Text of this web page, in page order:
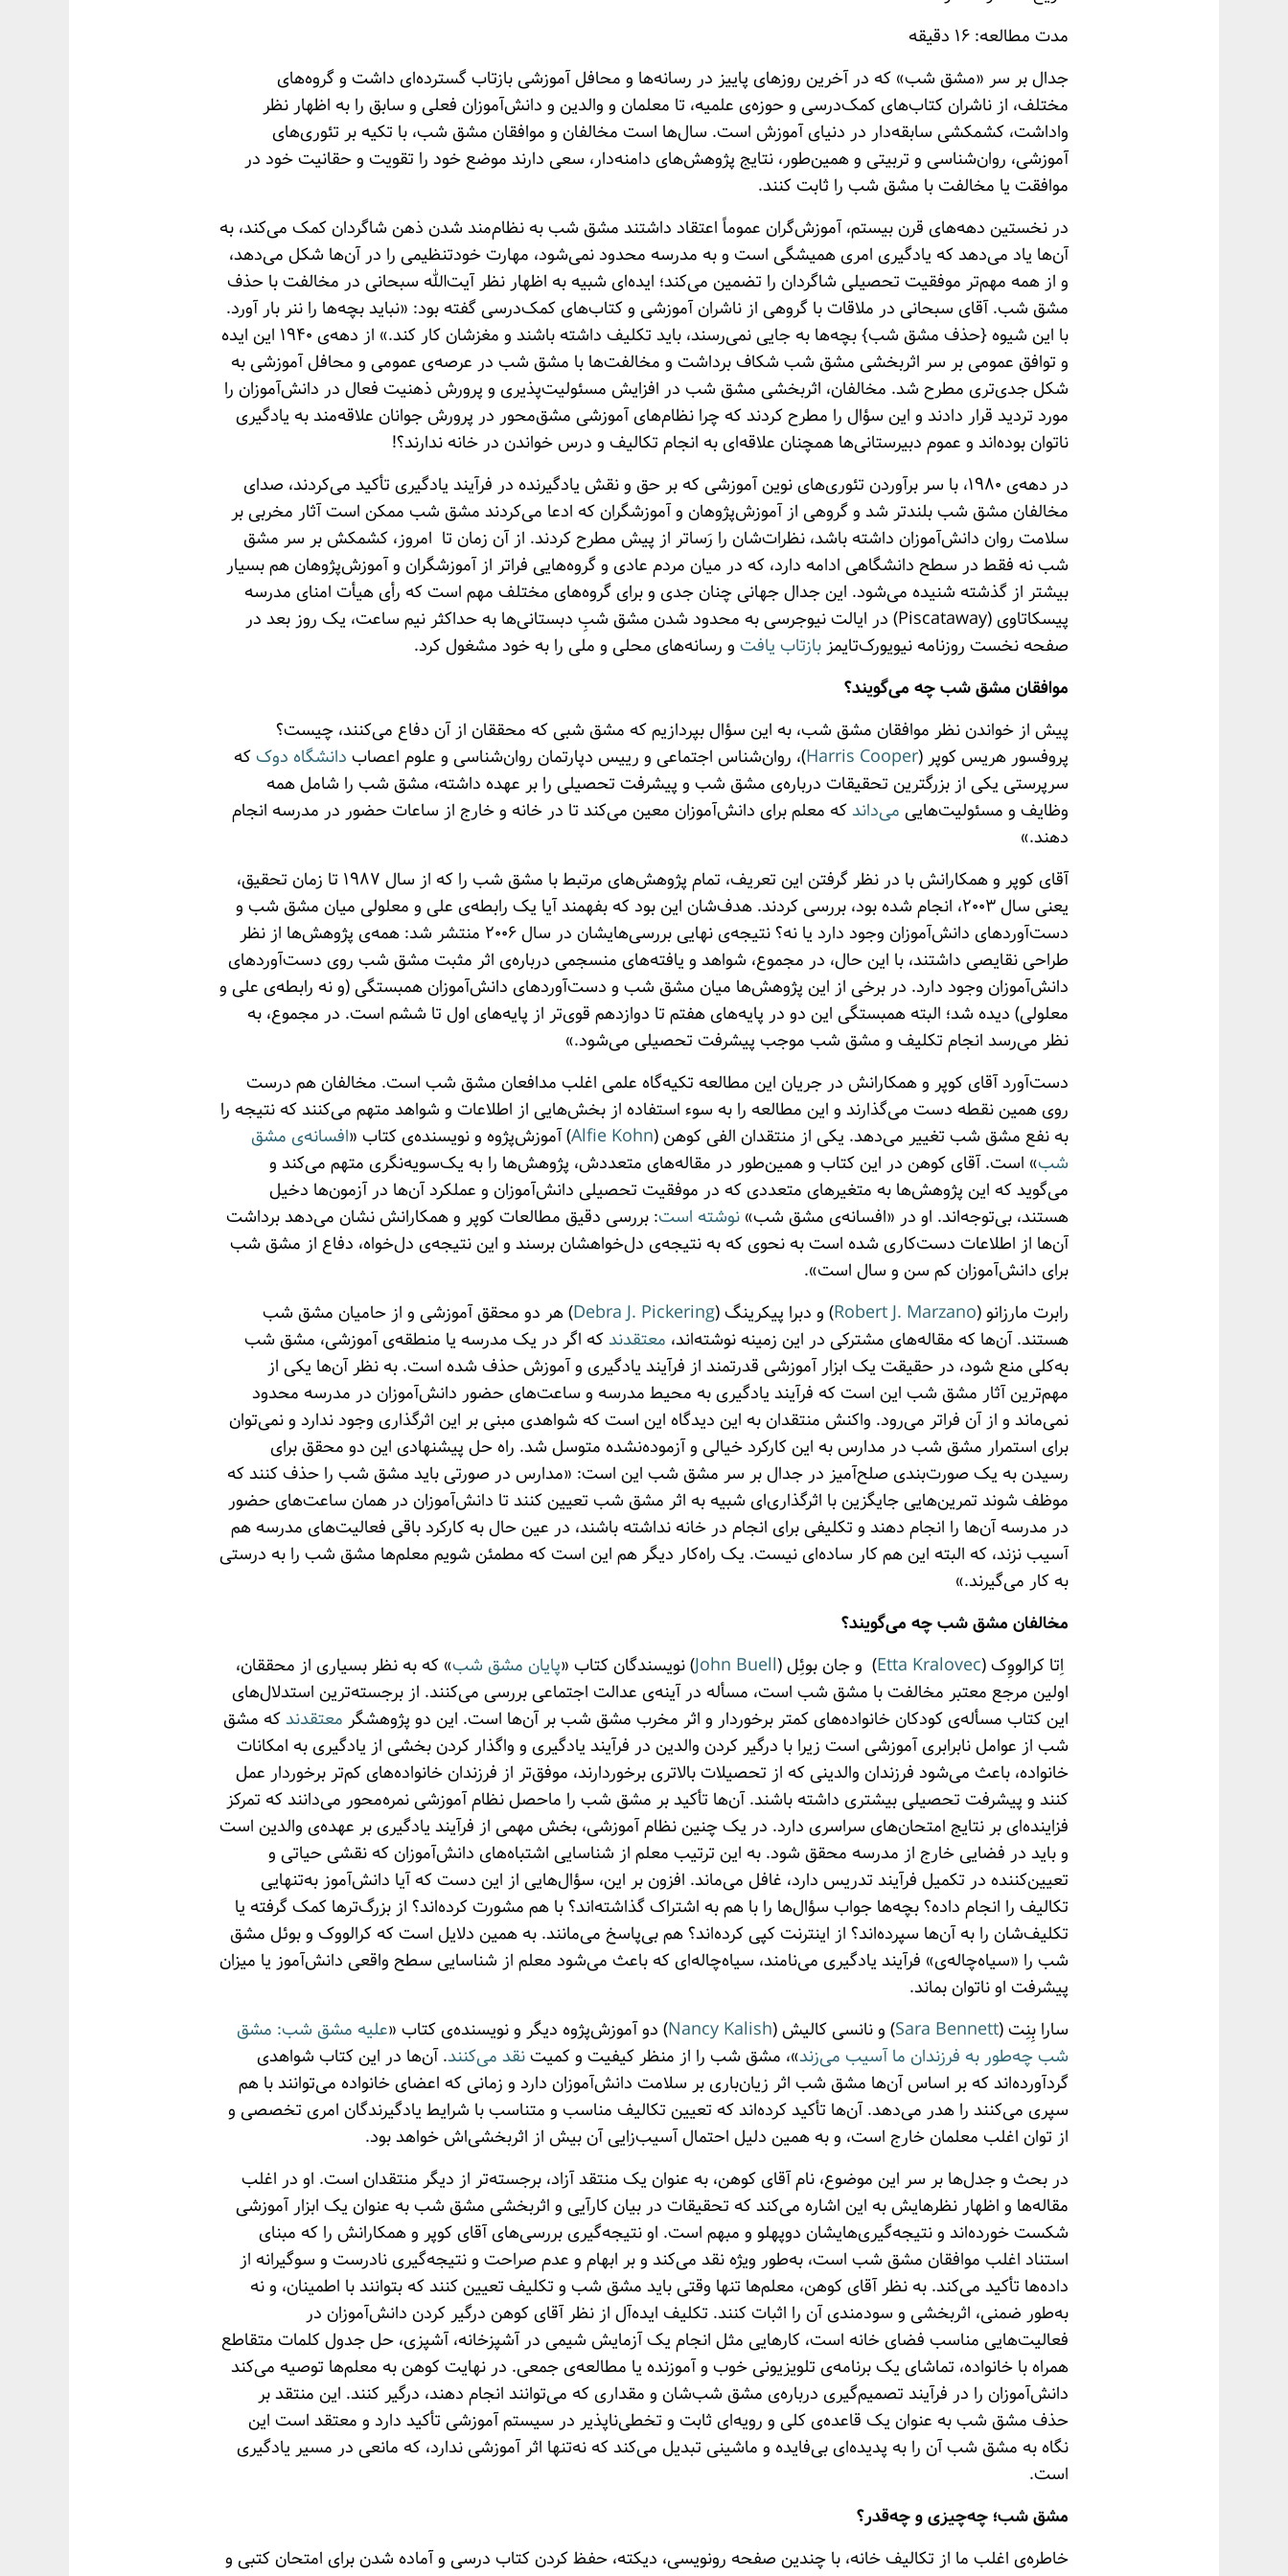
مدت مطالعه: ۱۶ دقیقه
جدال بر سر «مشق شب» که در آخرین روزهای پاییز در رسانه‌ها و محافل آموزشی بازتاب گسترده‌ای داشت و گروه‌های
مختلف، از ناشران کتاب‌های کمک‌درسی و حوزه‌ی علمیه، تا معلمان و والدین و دانش‌آموزان فعلی و سابق را به اظهار نظر
واداشت، کشمکشی سابقه‌دار در دنیای آموزش است. سال‌ها است مخالفان و موافقان مشق شب، با تکیه بر تئوری‌های
آموزشی، روان‌شناسی و تربیتی و همین‌طور، نتایج پژوهش‌های دامنه‌دار، سعی دارند موضع خود را تقویت و حقانیت خود در
موافقت یا مخالفت با مشق شب را ثابت کنند.
در نخستین دهه‌های قرن بیستم، آموزش‌گران عموماً اعتقاد داشتند مشق شب به نظام‌مند شدن ذهن شاگردان کمک می‌کند، به
آن‌ها یاد می‌دهد که یادگیری امری همیشگی است و به مدرسه محدود نمی‌شود، مهارت خودتنظیمی را در آن‌ها شکل می‌دهد،
و از همه مهم‌تر موفقیت تحصیلی شاگردان را تضمین می‌کند؛ ایده‌ای شبیه به اظهار نظر آیت‌الله سبحانی در مخالفت با حذف
مشق شب. آقای سبحانی در ملاقات با گروهی از ناشران آموزشی و کتاب‌های کمک‌درسی گفته بود: «نباید بچه‌ها را ننر بار آورد.
با این شیوه {حذف مشق شب} بچه‌ها به جایی نمی‌رسند، باید تکلیف داشته باشند و مغزشان کار کند.» از دهه‌ی ۱۹۴۰ این ایده
و توافق عمومی بر سر اثربخشی مشق شب شکاف برداشت و مخالفت‌ها با مشق شب در عرصه‌ی عمومی و محافل آموزشی به
شکل جدی‌تری مطرح شد. مخالفان، اثربخشی مشق شب در افزایش مسئولیت‌پذیری و پرورش ذهنیت فعال در دانش‌آموزان را
مورد تردید قرار دادند و این سؤال را مطرح کردند که چرا نظام‌های آموزشی مشق‌محور در پرورش جوانان علاقه‌مند به یادگیری
ناتوان بوده‌اند و عموم دبیرستانی‌ها همچنان علاقه‌ای به انجام تکالیف و درس خواندن در خانه ندارند؟!
در دهه‌ی ۱۹۸۰، با سر برآوردن تئوری‌های نوین آموزشی که بر حق و نقش یادگیرنده در فرآیند یادگیری تأکید می‌کردند، صدای
مخالفان مشق شب بلندتر شد و گروهی از آموزش‌پژوهان و آموزشگران که ادعا می‌کردند مشق شب ممکن است آثار مخربی بر
سلامت روان دانش‌آموزان داشته باشد، نظرات‌شان را رَساتر از پیش مطرح کردند. از آن زمان تا امروز، کشمکش بر سر مشق
شب نه فقط در سطح دانشگاهی ادامه دارد، که در میان مردم عادی و گروه‌هایی فراتر از آموزشگران و آموزش‌پژوهان هم بسیار
بیشتر از گذشته شنیده می‌شود. این جدال جهانی چنان جدی و برای گروه‌های مختلف مهم است که رأی هیأت امنای مدرسه
پیسکاتاوی (Piscataway) در ایالت نیوجرسی به محدود شدن مشق شبِ دبستانی‌ها به حداکثر نیم ساعت، یک روز بعد در
صفحه نخست روزنامه نیویورک‌تایمز بازتاب یافتو رسانه‌های محلی و ملی را به خود مشغول کرد.
موافقان مشق شب چه می‌گویند؟
پیش از خواندن نظر موافقان مشق شب، به این سؤال بپردازیم که مشق شبی که محققان از آن دفاع می‌کنند، چیست؟
پروفسور هریس کوپر (Harris Cooper)، روان‌شناس اجتماعی و رییس دپارتمان روان‌شناسی و علوم اعصاب دانشگاه دوککه
سرپرستی یکی از بزرگترین تحقیقات درباره‌ی مشق شب و پیشرفت تحصیلی را بر عهده داشته، مشق شب را شامل همه
وظایف و مسئولیت‌هایی می‌داندکه معلم برای دانش‌آموزان معین می‌کند تا در خانه و خارج از ساعات حضور در مدرسه انجام‌
دهند.»
آقای کوپر و همکارانش با در نظر گرفتن این تعریف، تمام پژوهش‌های مرتبط با مشق شب را که از سال ۱۹۸۷ تا زمان تحقیق،
یعنی سال ۲۰۰۳، انجام شده بود، بررسی کردند. هدف‌شان این بود که بفهمند آیا یک رابطه‌ی علی و معلولی میان مشق شب و
دست‌آوردهای دانش‌آموزان وجود دارد یا نه؟ نتیجه‌ی نهایی بررسی‌هایشان در سال ۲۰۰۶ منتشر شد: همه‌ی پژوهش‌ها از نظر
طراحی نقایصی داشتند، با این حال، در مجموع، شواهد و یافته‌های منسجمی درباره‌ی اثر مثبت مشق شب روی دست‌آوردهای
دانش‌آموزان وجود دارد. در برخی از این پژوهش‌ها میان مشق شب و دست‌آوردهای دانش‌آموزان همبستگی (و نه رابطه‌ی علی و
معلولی) دیده شد؛ البته همبستگی این دو در پایه‌های هفتم تا دوازدهم قوی‌تر از پایه‌های اول تا ششم است. در مجموع، به
نظر می‌رسد انجام تکلیف و مشق شب موجب پیشرفت تحصیلی می‌شود.»
دست‌آورد آقای کوپر و همکارانش در جریان این مطالعه تکیه‌گاه علمی اغلب مدافعان مشق شب است. مخالفان هم درست
روی همین نقطه دست می‌گذارند و این مطالعه را به سوء استفاده از بخش‌هایی از اطلاعات و شواهد متهم می‌کنند که نتیجه را
به نفع مشق شب تغییر می‌دهد. یکی از منتقدان الفی کوهن (Alfie Kohn) آموزش‌پژوه و نویسنده‌ی کتاب «افسانه‌ی مشق
شب» است. آقای کوهن در این کتاب و همین‌طور در مقاله‌های متعددش، پژوهش‌ها را به یک‌سویه‌نگری متهم می‌کند و
می‌گوید که این پژوهش‌ها به متغیرهای متعددی که در موفقیت تحصیلی دانش‌آموزان و عملکرد آن‌ها در آزمون‌ها دخیل
هستند، بی‌توجه‌اند. او در «افسانه‌ی مشق شب» نوشته است: بررسی دقیق مطالعات کوپر و همکارانش نشان می‌دهد برداشت
آن‌ها از اطلاعات دست‌کاری شده است به نحوی که به نتیجه‌ی دل‌خواهشان برسند و این نتیجه‌ی دل‌خواه، دفاع از مشق شب
برای دانش‌آموزان کم سن و سال است».
رابرت مارزانو (Robert J. Marzano) و دبرا پیکرینگ (Debra J. Pickering) هر دو محقق آموزشی و از حامیان مشق شب
هستند. آن‌ها که مقاله‌های مشترکی در این زمینه نوشته‌اند، معتقدندکه اگر در یک مدرسه یا منطقه‌ی آموزشی، مشق شب
به‌کلی منع شود، در حقیقت یک ابزار آموزشی قدرتمند از فرآیند یادگیری و آموزش حذف شده است. به نظر آن‌ها یکی از
مهم‌ترین آثار مشق شب این است که فرآیند یادگیری به محیط مدرسه و ساعت‌های حضور دانش‌آموزان در مدرسه محدود
نمی‌ماند و از آن فراتر می‌رود. واکنش منتقدان به این دیدگاه این است که شواهدی مبنی بر این اثرگذاری وجود ندارد و نمی‌توان
برای استمرار مشق شب در مدارس به این کارکرد خیالی و آزموده‌نشده متوسل شد. راه حل پیشنهادی این دو محقق برای
رسیدن به یک صورت‌بندی صلح‌آمیز در جدال بر سر مشق شب این است: «مدارس در صورتی باید مشق شب را حذف کنند که
موظف شوند تمرین‌هایی جایگزین با اثرگذاری‌ای شبیه به اثر مشق شب تعیین کنند تا دانش‌آموزان در همان ساعت‌های حضور
در مدرسه آن‌ها را انجام دهند و تکلیفی برای انجام در خانه نداشته باشند، در عین حال به کارکرد باقی فعالیت‌های مدرسه هم
آسیب نزند، که البته این هم کار ساده‌ای نیست. یک راه‌کار دیگر هم این است که مطمئن شویم معلم‌ها مشق شب را به درستی
به کار می‌گیرند.»
مخالفان مشق شب چه می‌گویند؟
اِتا کرالووِک (Etta Kralovec) و جان بوئِل (John Buell) نویسندگان کتاب «پایان مشق شب» که به نظر بسیاری از محققان،
اولین مرجع معتبر مخالفت با مشق شب است، مسأله در آینه‌ی عدالت اجتماعی بررسی می‌کنند. از برجسته‌ترین استدلال‌های
این کتاب مسأله‌ی کودکان خانواده‌های کمتر برخوردار و اثر مخرب مشق شب بر آن‌ها است. این دو پژوهشگر معتقدندکه مشق
شب از عوامل نابرابری آموزشی است زیرا با درگیر کردن والدین در فرآیند یادگیری و واگذار کردن بخشی از یادگیری به امکانات
خانواده، باعث می‌شود فرزندان والدینی که از تحصیلات بالاتری برخوردارند، موفق‌تر از فرزندان خانواده‌های کم‌تر برخوردار عمل
کنند و پیشرفت تحصیلی بیشتری داشته باشند. آن‌ها تأکید بر مشق شب را ماحصل نظام آموزشی نمره‌محور می‌دانند که تمرکز
فزاینده‌ای بر نتایج امتحان‌های سراسری دارد. در یک چنین نظام آموزشی، بخش مهمی از فرآیند یادگیری بر عهده‌ی والدین است
و باید در فضایی خارج از مدرسه محقق شود. به این ترتیب معلم از شناسایی اشتباه‌های دانش‌آموزان که نقشی حیاتی و
تعیین‌کننده در تکمیل فرآیند تدریس دارد، غافل می‌ماند. افزون بر این، سؤال‌هایی از این دست که آیا دانش‌آموز به‌تنهایی
تکالیف را انجام داده؟ بچه‌ها جواب سؤال‌ها را با هم به اشتراک گذاشته‌اند؟ با هم مشورت کرده‌اند؟ از بزرگ‌ترها کمک گرفته یا
تکلیف‌شان را به آن‌ها سپرده‌اند؟ از اینترنت کپی کرده‌اند؟ هم بی‌پاسخ می‌مانند. به همین دلایل است که کرالووک و بوئل مشق
شب را «سیاه‌چاله‌ی» فرآیند یادگیری می‌نامند، سیاه‌چاله‌ای که باعث می‌شود معلم از شناسایی سطح واقعی دانش‌آموز یا میزان
پیشرفت او ناتوان بماند.
سارا بِنِت (Sara Bennett) و نانسی کالیش (Nancy Kalish) دو آموزش‌پژوه دیگر و نویسنده‌ی کتاب «علیه مشق شب: مشق
شب چه‌طور به فرزندان ما آسیب می‌زند»، مشق شب را از منظر کیفیت و کمیتنقد می‌کنند. آن‌ها در این کتاب شواهدی
گردآورده‌اند که بر اساس آن‌ها مشق شب اثر زیان‌باری بر سلامت دانش‌آموزان دارد و زمانی که اعضای خانواده می‌توانند با هم
سپری می‌کنند را هدر می‌دهد. آن‌ها تأکید کرده‌اند که تعیین تکالیف مناسب و متناسب با شرایط یادگیرندگان امری تخصصی و
از توان اغلب معلمان خارج است، و به همین دلیل احتمال آسیب‌زایی آن بیش از اثربخشی‌اش خواهد بود.
در بحث و جدل‌ها بر سر این موضوع، نام آقای کوهن، به عنوان یک منتقد آزاد، برجسته‌تر از دیگر منتقدان است. او در اغلب
مقاله‌ها و اظهار نظرهایش به این اشاره می‌کند که تحقیقات در بیان کارآیی و اثربخشی مشق شب به عنوان یک ابزار آموزشی
شکست خورده‌اند و نتیجه‌گیری‌هایشان دوپهلو و مبهم است. او نتیجه‌گیری بررسی‌های آقای کوپر و همکارانش را که مبنای
استناد اغلب موافقان مشق شب است، به‌طور ویژه نقد می‌کند و بر ابهام و عدم صراحت و نتیجه‌گیری نادرست و سوگیرانه از
داده‌ها تأکید می‌کند. به نظر آقای کوهن، معلم‌ها تنها وقتی باید مشق شب و تکلیف تعیین کنند که بتوانند با اطمینان، و نه
به‌طور ضمنی، اثربخشی و سودمندی آن را اثبات کنند. تکلیف ایده‌آل از نظر آقای کوهن درگیر کردن دانش‌آموزان در
فعالیت‌هایی مناسب فضای خانه است، کارهایی مثل انجام یک آزمایش شیمی در آشپزخانه، آشپزی، حل جدول کلمات متقاطع
همراه با خانواده، تماشای یک برنامه‌ی تلویزیونی خوب و آموزنده یا مطالعه‌ی جمعی. در نهایت کوهن به معلم‌ها توصیه می‌کند
دانش‌آموزان را در فرآیند تصمیم‌گیری درباره‌ی مشق شب‌شان و مقداری که می‌توانند انجام دهند، درگیر کنند. این منتقد بر
حذف مشق شب به عنوان یک قاعده‌ی کلی و رویه‌ای ثابت و تخطی‌ناپذیر در سیستم آموزشی تأکید دارد و معتقد است این
نگاه به مشق شب آن را به پدیده‌ای بی‌فایده و ماشینی تبدیل می‌کند که نه‌تنها اثر آموزشی ندارد، که مانعی در مسیر یادگیری
است.
مشق شب؛ چه‌چیزی و چه‌قدر؟
خاطره‌ی اغلب ما از تکالیف خانه، با چندین صفحه رونویسی، دیکته، حفظ کردن کتاب درسی و آماده شدن برای امتحان کتبی و